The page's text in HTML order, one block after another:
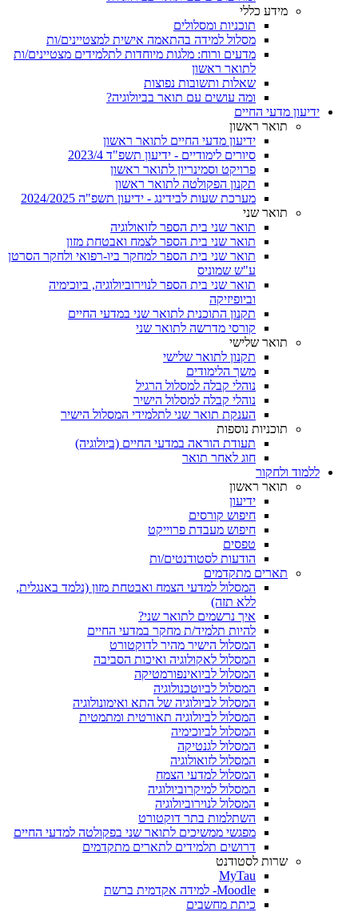
מידע כללי
תוכניות ומסלולים
מסלול למידה בהתאמה אישית למצטיינים/ות
מדעים ורוח: מלגות מיוחדות לתלמידים מצטיינים/ות
לתואר ראשון
שאלות ותשובות נפוצות
ומה עושים עם תואר בביולוגיה?
ידיעון מדעי החיים
תואר ראשון
ידיעון מדעי החיים לתואר ראשון
סיורים לימודיים - ידיעון תשפ"ד 2023/4
פרויקט וסמינריון לתואר ראשון
תקנון הפקולטה לתואר ראשון
מערכת שעות לבידינג - ידיעון תשפ"ה 2024/2025
תואר שני
תואר שני בית הספר לזואולוגיה
תואר שני בית הספר לצמח ואבטחת מזון
תואר שני בית הספר למחקר ביו-רפואי ולחקר הסרטן
ע"ש שמוניס
תואר שני בית הספר לנוירוביולוגיה, ביוכימיה
וביופיזיקה
תקנון התוכנית לתואר שני במדעי החיים
קורסי מדרשה לתואר שני
תואר שלישי
תקנון לתואר שלישי
משך הלימודים
נוהלי קבלה למסלול הרגיל
נוהלי קבלה למסלול הישיר
הענקת תואר שני לתלמידי המסלול הישיר
תוכניות נוספות
תעודת הוראה במדעי החיים (ביולוגיה)
חוג לאחר תואר
ללמוד ולחקור
תואר ראשון
ידיעון
חיפוש קורסים
חיפוש מעבדת פרוייקט
טפסים
הודעות לסטודנטים/ות
תארים מתקדמים
המסלול למדעי הצמח ואבטחת מזון (נלמד באנגלית,
ללא תזה)
איך נרשמים לתואר שני?
להיות תלמיד/ת מחקר במדעי החיים
המסלול הישיר מהיר לדוקטורט
המסלול לאקולוגיה ואיכות הסביבה
המסלול לביואינפורמטיקה
המסלול לביוטכנולוגיה
המסלול לביולוגיה של התא ואימונולוגיה
המסלול לביולוגיה תאורטית ומתמטית
המסלול לביוכימיה
המסלול לגנטיקה
המסלול לזואולוגיה
המסלול למדעי הצמח
המסלול למיקרוביולוגיה
המסלול לנוירוביולוגיה
השתלמות בתר דוקטורט
מפגשי ממשיכים לתואר שני בפקולטה למדעי החיים
דרושים תלמידים לתארים מתקדמים
שרות לסטודנט
MyTau
Moodle- למידה אקדמית ברשת
כיתת מחשבים